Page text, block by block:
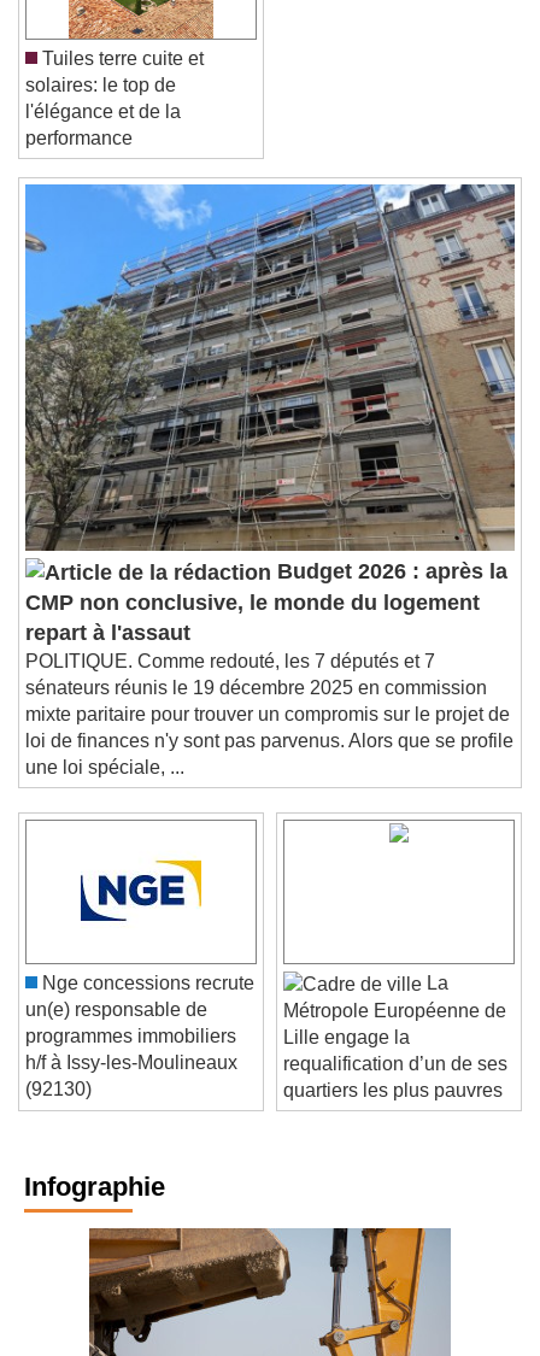
Reset
Done
Close Modal Dialog
End of dialog window.
Tuiles terre cuite et
solaires: le top de
l'élégance et de la
performance
Budget 2026 : après la
CMP non conclusive, le monde du logement
repart à l'assaut
POLITIQUE. Comme redouté, les 7 députés et 7
sénateurs réunis le 19 décembre 2025 en commission
mixte paritaire pour trouver un compromis sur le projet de
loi de finances n'y sont pas parvenus. Alors que se profile
une loi spéciale, ...
Nge concessions recrute
un(e) responsable de
programmes immobiliers
h/f à Issy-les-Moulineaux
(92130)
La
Métropole Européenne de
Lille engage la
requalification d’un de ses
quartiers les plus pauvres
Infographie